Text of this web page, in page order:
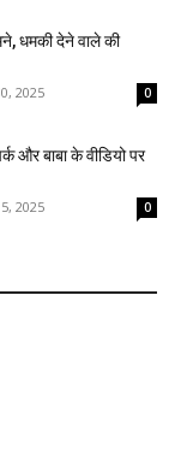
धमकी देने वाले की
2025 0
और बाबा के वीडियो पर
2025 0